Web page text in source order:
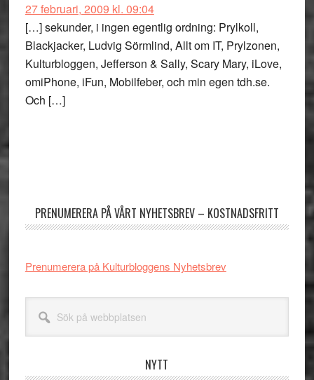
27 februari, 2009 kl. 09:04
[…] sekunder, i ingen egentlig ordning: Prylkoll,
Blackjacker, Ludvig Sörmlind, Allt om IT, Prylzonen,
Kulturbloggen, Jefferson & Sally, Scary Mary, iLove,
omiPhone, iFun, Mobilfeber, och min egen tdh.se.
Och […]
PRENUMERERA PÅ VÅRT NYHETSBREV – KOSTNADSFRITT
Prenumerera på Kulturbloggens Nyhetsbrev
webbplatsen
NYTT